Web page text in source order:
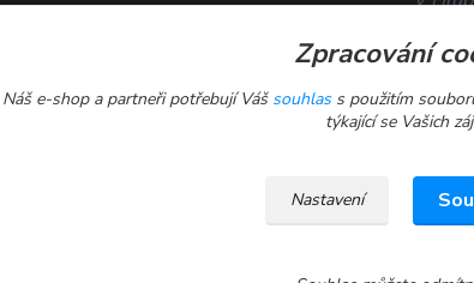
370
Zpracování
Náš e-shop a partneři potřebují Váš souhlass použitím
týkající se Vašich
Nastavení